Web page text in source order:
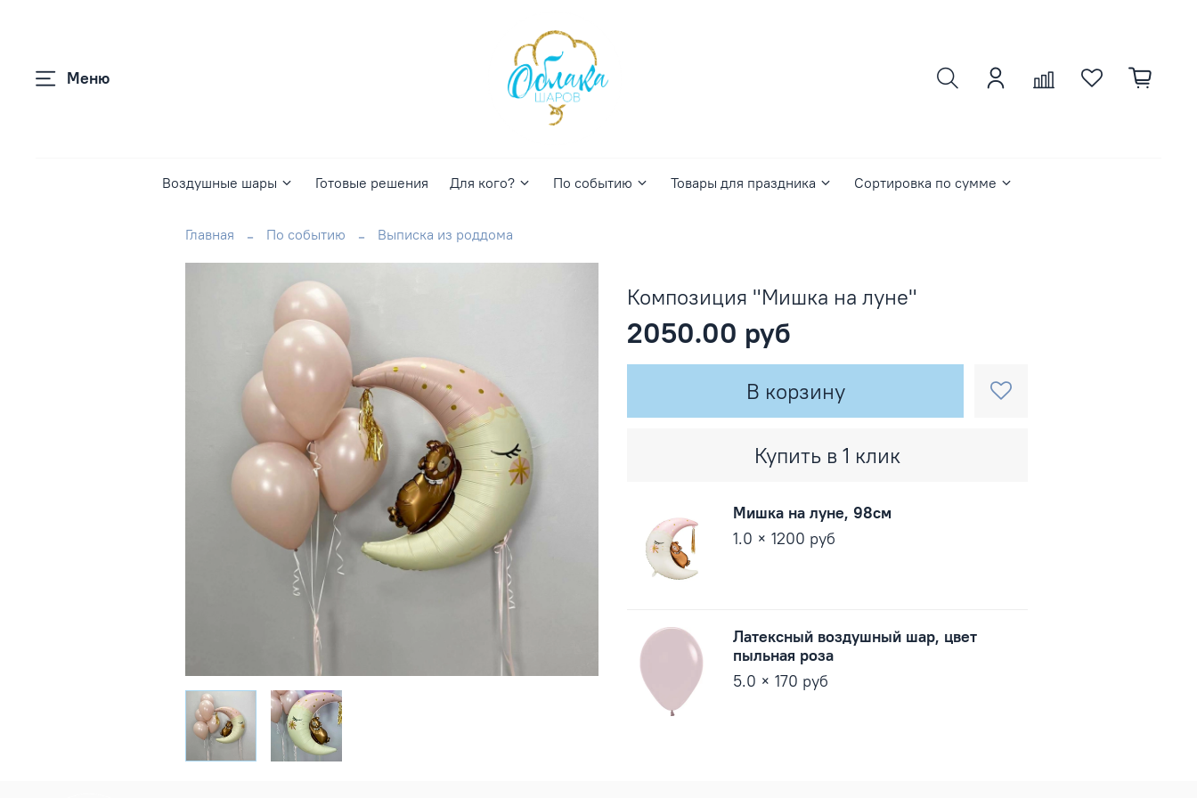
Меню
Воздушные шары Готовые решения Для кого? По событию Товары для праздника Сортировка по сумме
Главная По событию Выписка из роддома
Композиция "Мишка на луне"
2050.00 руб
В корзину
Купить в 1 клик
Мишка на луне, 98см
1.0 × 1200 руб
Латексный воздушный шар, цвет
пыльная роза
5.0 × 170 руб